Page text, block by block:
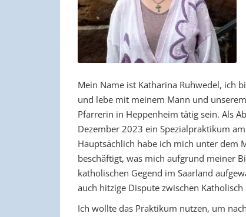
Mein Name ist Katharina Ruhwedel, ich
und lebe mit meinem Mann und
Pfarrerin in Heppenheim tätig sein. Als
Dezember 2023 ein Spezialpraktikum
Hauptsächlich habe ich mich unter dem
beschäftigt, was mich aufgrund meiner
katholischen Gegend im Saarland
auch hitzige Dispute zwischen
Ich wollte das Praktikum nutzen, um